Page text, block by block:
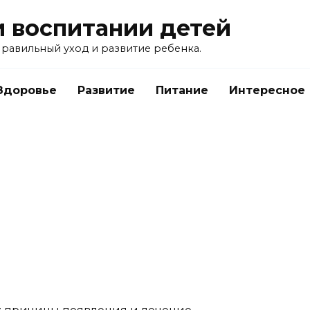
детей
уход и развитие ребенка.
Развитие Питание Интересное